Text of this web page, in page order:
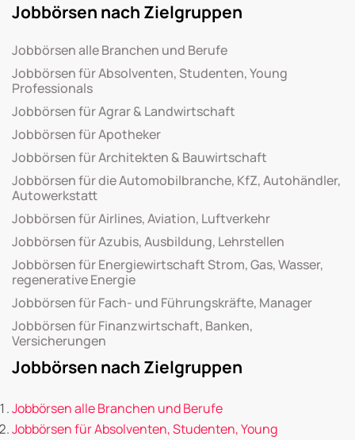
Jobbörsen nach Zielgruppen
Jobbörsen alle Branchen und Berufe
Jobbörsen für Absolventen, Studenten, Young
Professionals
Jobbörsen für Agrar & Landwirtschaft
Jobbörsen für Apotheker
Jobbörsen für Architekten & Bauwirtschaft
Jobbörsen für die Automobilbranche, KfZ, Autohändler,
Autowerkstatt
Jobbörsen für Airlines, Aviation, Luftverkehr
Jobbörsen für Azubis, Ausbildung, Lehrstellen
Jobbörsen für Energiewirtschaft Strom, Gas, Wasser,
regenerative Energie
Jobbörsen für Fach- und Führungskräfte, Manager
Jobbörsen für Finanzwirtschaft, Banken,
Versicherungen
Jobbörsen nach Zielgruppen
Jobbörsen alle Branchen und Berufe
Jobbörsen für Absolventen, Studenten, Young